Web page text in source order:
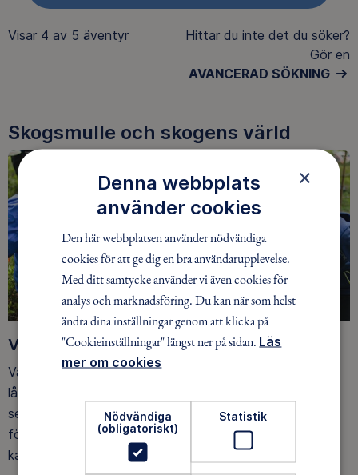
Visar 4 av 5 äventyr
Hittar du inte det du söker?
Gör en
AVANCERAD SÖKNING
Skogsmulle och skogens värld
Vad vaknar i naturen om våren?
Våren är här och hela naturen väcks till liv igen efter en
lång vinter. Ut och spana under stubbar och stenar och
se vilka djur som hunnit vakna till liv! Skogsmulle i
förskolan-pedagogen Catharina ger ledtrådar på vad du
kan se.
×
Denna webbplats
använder cookies
Den här webbplatsen använder nödvändiga
cookies för att ge dig en bra användarupplevelse.
Med ditt samtycke använder vi även cookies för
analys och marknadsföring. Du kan när som helst
ändra dina inställningar genom att klicka på
"Cookieinställningar" längst ner på sidan. Läs
mer om cookies
Nödvändiga
(obligatoriskt)
Statistik